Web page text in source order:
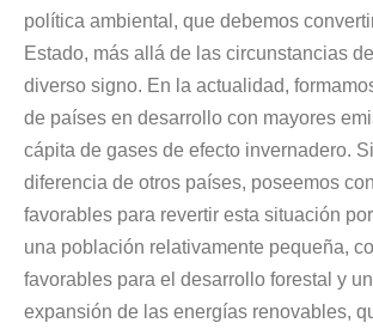
política ambiental, que debemos
Estado, más allá de las circunstancias
diverso signo. En la actualidad,
de países en desarrollo con mayores
cápita de gases de efecto invernadero.
diferencia de otros países, poseemos
favorables para revertir esta situación
una población relativamente pequeña,
favorables para el desarrollo forestal y
expansión de las energías renovables,